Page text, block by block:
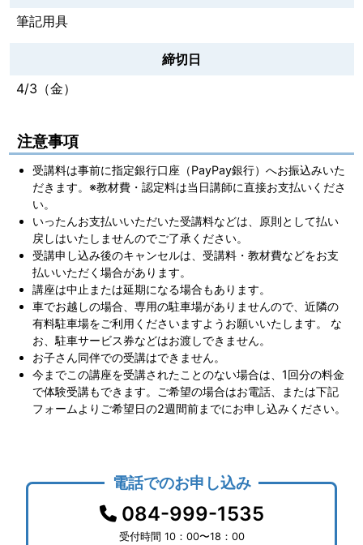
筆記用具
締切日
4/3（金）
注意事項
受講料は事前に指定銀行口座（PayPay銀行）へお振込みいた
だきます。※教材費・認定料は当日講師に直接お支払いくださ
い。
いったんお支払いいただいた受講料などは、原則として払い
戻しはいたしませんのでご了承ください。
受講申し込み後のキャンセルは、受講料・教材費などをお支
払いいただく場合があります。
講座は中止または延期になる場合もあります。
車でお越しの場合、専用の駐車場がありませんので、近隣の
有料駐車場をご利用くださいますようお願いいたします。 な
お、駐車サービス券などはお渡しできません。
お子さん同伴での受講はできません。
今までこの講座を受講されたことのない場合は、1回分の料金
で体験受講もできます。ご希望の場合はお電話、または下記
フォームよりご希望日の2週間前までにお申し込みください。
電話でのお申し込み
084-999-1535
受付時間 10：00〜18：00